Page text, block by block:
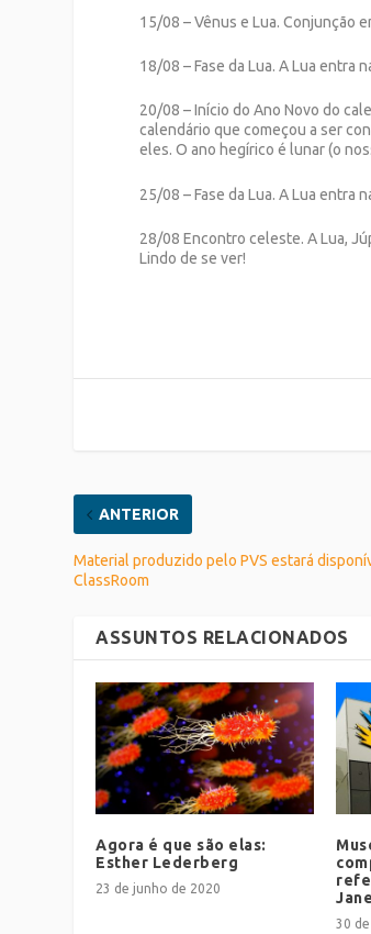
15/08 – Vênus e Lua. Conjunção
18/08 – Fase da Lua. A Lua entra
20/08 – Início do Ano Novo do
calendário que começou a ser
eles. O ano hegírico é lunar (o
25/08 – Fase da Lua. A Lua entra
28/08 Encontro celeste. A Lua,
Lindo de se ver!
ANTERIOR
Material produzido pelo PVS estará
ClassRoom
ASSUNTOS RELACIONADOS
Agora é que são elas:
Esther Lederberg
23 de junho de 2020
30